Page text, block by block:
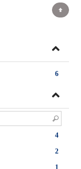
6
4
2
1